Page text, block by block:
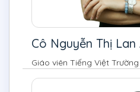
Cô Nguyễn Thị Lan
Giáo viên Tiếng Việt